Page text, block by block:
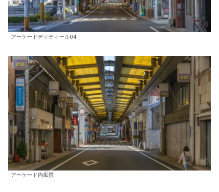
アーケードディティール04
アーケード内風景